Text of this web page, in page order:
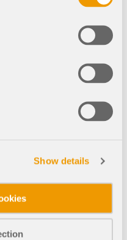
Show details
ein Schaden
Im Dezember 1999
jedoch sehr
angeklagt,
vorzeitig